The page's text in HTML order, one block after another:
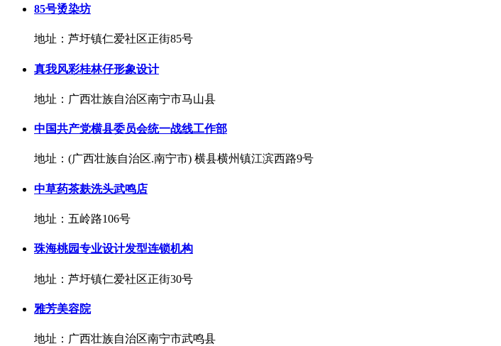
85号烫染坊
地址：芦圩镇仁爱社区正街85号
真我风彩桂林仔形象设计
地址：广西壮族自治区南宁市马山县
中国共产党横县委员会统一战线工作部
地址：(广西壮族自治区.南宁市) 横县横州镇江滨西路9号
中草药茶麸洗头武鸣店
地址：五岭路106号
珠海桃园专业设计发型连锁机构
地址：芦圩镇仁爱社区正街30号
雅芳美容院
地址：广西壮族自治区南宁市武鸣县